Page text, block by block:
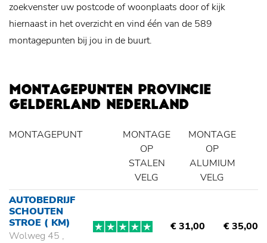
zoekvenster uw postcode of woonplaats door of kijk
hiernaast in het overzicht en vind één van de 589
montagepunten bij jou in de buurt.
MONTAGEPUNTEN PROVINCIE
GELDERLAND NEDERLAND
MONTAGEPUNT
MONTAGE
OP
STALEN
VELG
MONTAGE
OP
ALUMIUM
VELG
AUTOBEDRIJF
SCHOUTEN
STROE ( KM)
Wolweg 45 ,
€ 31,00 € 35,00